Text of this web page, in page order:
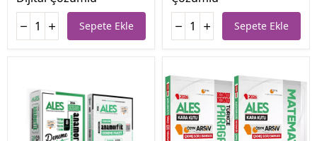
Sepete Ekle Sepete Ekle